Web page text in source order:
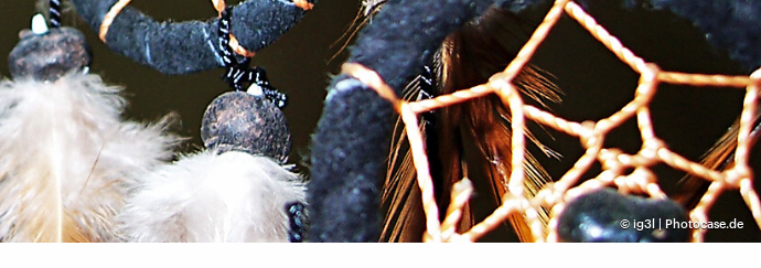
©ig3l | Photocase.de